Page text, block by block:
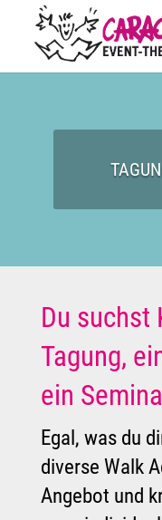
Du suchst
Tagung,
ein
Egal, was du
diverse Walk
Angebot und